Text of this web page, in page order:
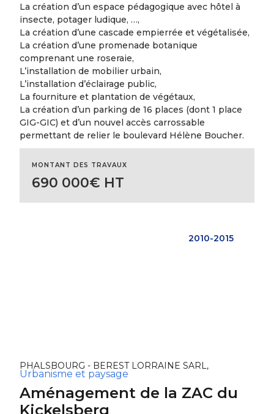
La création d’un espace pédagogique avec hôtel à
insecte, potager ludique, …,
La création d’une cascade empierrée et végétalisée,
La création d’une promenade botanique
comprenant une roseraie,
L’installation de mobilier urbain,
L’installation d’éclairage public,
La fourniture et plantation de végétaux,
La création d’un parking de 16 places (dont 1 place
GIG-GIC) et d’un nouvel accès carrossable
permettant de relier le boulevard Hélène Boucher.
MONTANT DES TRAVAUX
690 000€ HT
2010-2015
PHALSBOURG - BEREST LORRAINE SARL,
Urbanisme et paysage
Aménagement de la ZAC du
Kickelsberg